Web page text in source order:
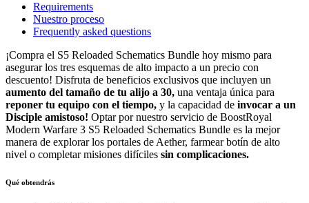
Requirements
Nuestro proceso
Frequently asked questions
¡Compra el S5 Reloaded Schematics Bundle hoy mismo para
asegurar los tres esquemas de alto impacto a un precio con
descuento! Disfruta de beneficios exclusivos que incluyen un
aumento del tamaño de tu alijo a 30, una ventaja única para
reponer tu equipo con el tiempo, y la capacidad de invocar a un
Disciple amistoso! Optar por nuestro servicio de BoostRoyal
Modern Warfare 3 S5 Reloaded Schematics Bundle es la mejor
manera de explorar los portales de Aether, farmear botín de alto
nivel o completar misiones difíciles sin complicaciones.
Qué obtendrás